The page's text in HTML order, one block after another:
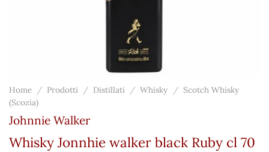
Home / Prodotti / Distillati / Whisky / Scotch Whisky
(Scozia)
Johnnie Walker
Whisky Jonnhie walker black Ruby cl 70